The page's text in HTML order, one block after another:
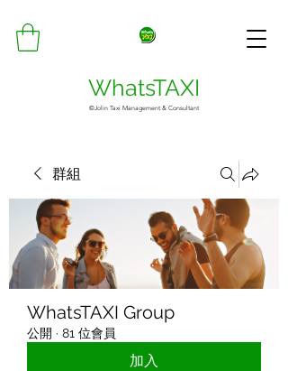
WhatsTAXI
©Jolin Taxi Management & Consultant
群組
WhatsTAXI Group
公開 · 81 位會員
加入